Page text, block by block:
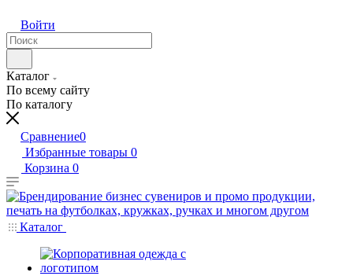
Войти
Каталог
По всему сайту
По каталогу
Сравнение0
Избранные товары 0
Корзина 0
Каталог